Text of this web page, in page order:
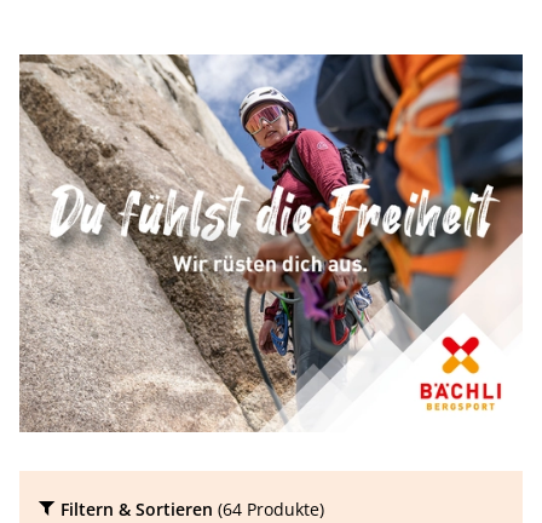
Filtern & Sortieren (64 Produkte)